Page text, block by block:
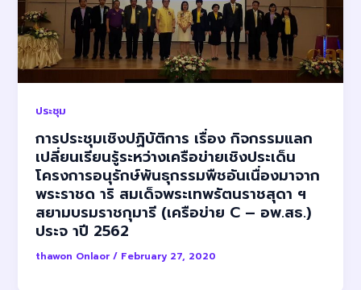
ประชุม
การประชุมเชิงปฏิบัติการ เรื่อง กิจกรรมแลก
เปลี่ยนเรียนรู้ระหว่างเครือข่ายเชิงประเด็น
โครงการอนุรักษ์พันธุกรรมพืชอันเนื่องมาจาก
พระราชด าริ สมเด็จพระเทพรัตนราชสุดา ฯ
สยามบรมราชกุมารี (เครือข่าย C – อพ.สธ.)
ประจ าปี 2562
thawon Onlaor/ February 27, 2020